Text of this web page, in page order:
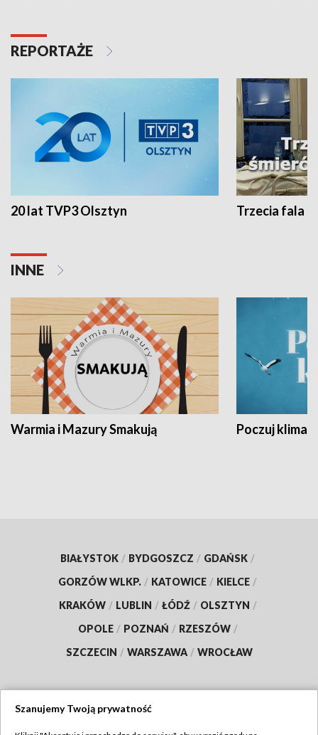
REPORTAŻE
20 lat TVP3 Olsztyn Trzecia fala -
INNE
Warmia i Mazury Smakują Poczuj klimat
BIAŁYSTOK / BYDGOSZCZ / GDAŃSK /
GORZÓW WLKP. / KATOWICE / KIELCE /
KRAKÓW / LUBLIN / ŁÓDŹ / OLSZTYN /
OPOLE / POZNAŃ / RZESZÓW /
SZCZECIN / WARSZAWA / WROCŁAW
Szanujemy Twoją prywatność